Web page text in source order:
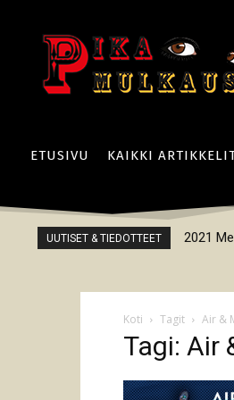
ETUSIVU KAIKKI
UUTISET & TIEDOTTEET 2021
Koti Tagit Air &
Tagi: Air